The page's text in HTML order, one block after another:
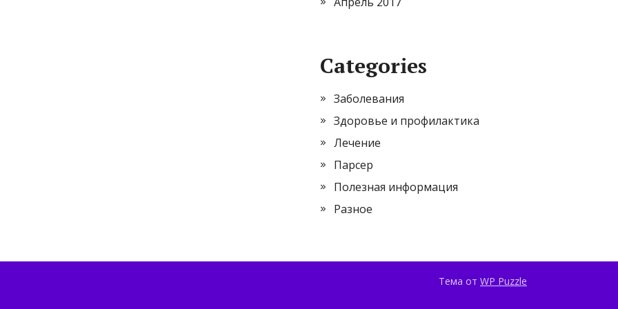
Categories
Заболевания
Здоровье и профилактика
Лечение
Парсер
Полезная информация
Разное
Тема от WP Puzzle